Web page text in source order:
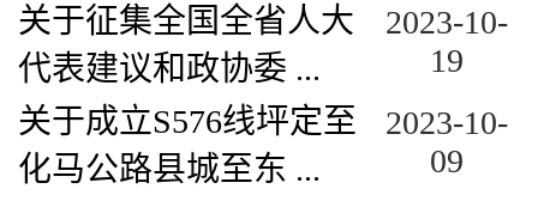
关于征集全国全省人大
代表建议和政协委 ...
2023-10-
19
关于成立S576线坪定至
化马公路县城至东 ...
2023-10-
09